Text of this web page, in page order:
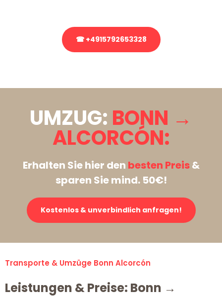
☎ +4915792653328
UMZUG: BONN →
ALCORCÓN:
Erhalten Sie hier den besten Preis&
sparen Sie mind. 50€!
Kostenlos & unverbindlich anfragen!
Transporte & Umzüge Bonn Alcorcón
Leistungen & Preise: Bonn →